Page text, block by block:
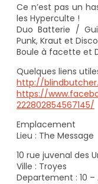
Ce n’est pas un
les Hyperculte !
Duo Batterie /
Punk, Kraut et Disco
Boule à facette et
Quelques liens
http://
https://
222802854567145/
Emplacement
Lieu : The Message
10 rue juvenal des
Ville : Troyes
Departement : 10 –